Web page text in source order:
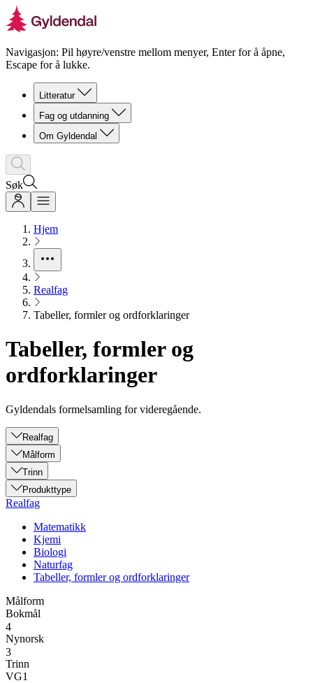
Navigasjon: Pil høyre/venstre mellom menyer, Enter for å åpne,
Escape for å lukke.
Litteratur
Fag og utdanning
Om Gyldendal
Søk
Hjem
Realfag
Tabeller, formler og ordforklaringer
Tabeller, formler og
ordforklaringer
Gyldendals formelsamling for videregående.
Realfag
Målform
Trinn
Produkttype
Realfag
Matematikk
Kjemi
Biologi
Naturfag
Tabeller, formler og ordforklaringer
Målform
Bokmål
4
Nynorsk
3
Trinn
VG1